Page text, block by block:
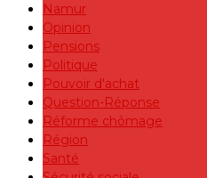
Namur
Opinion
Pensions
Politique
Pouvoir d'achat
Question-Réponse
Réforme chômage
Région
Santé